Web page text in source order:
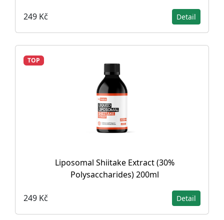
249 Kč Detail
TOP
Liposomal Shiitake Extract (30%
Polysaccharides) 200ml
249 Kč Detail